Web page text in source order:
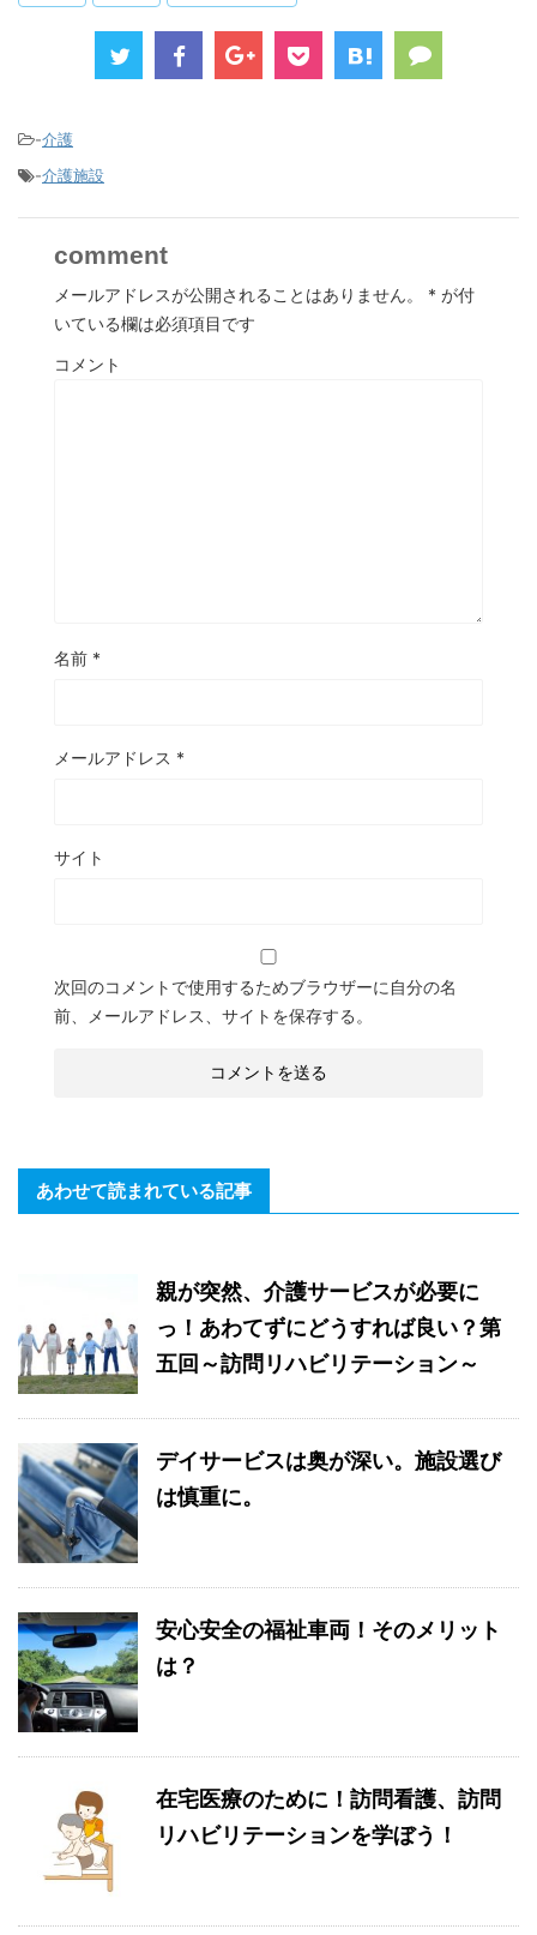
-介護
-介護施設
comment
メールアドレスが公開されることはありません。 * が付
いている欄は必須項目です
コメント
名前 *
メールアドレス *
サイト
次回のコメントで使用するためブラウザーに自分の名
前、メールアドレス、サイトを保存する。
あわせて読まれている記事
親が突然、介護サービスが必要に
っ！あわてずにどうすれば良い？第
五回～訪問リハビリテーション～
デイサービスは奥が深い。施設選び
は慎重に。
安心安全の福祉車両！そのメリット
は？
在宅医療のために！訪問看護、訪問
リハビリテーションを学ぼう！